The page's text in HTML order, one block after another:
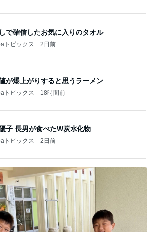
で確信したお気に入りのタオル
トピックス 2日前
が爆上がりすると思うラーメン
トピックス 18時間前
子 長男が食べたW炭水化物
トピックス 2日前